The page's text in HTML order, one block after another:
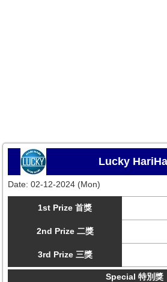
Lucky
Date: 02-12-2024 (Mon)
1st Prize 首獎
2nd Prize 二獎
3rd Prize 三獎
Special 特別獎